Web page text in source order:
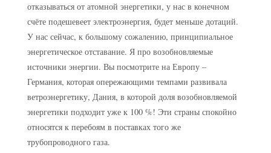
отказываться от атомной энергетики, у нас в конечном
счёте подешевеет электроэнергия, будет меньше дотаций.
У нас сейчас, к большому сожалению, принципиальное
энергетическое отставание. Я про возобновляемые
источники энергии. Вы посмотрите на Европу –
Германия, которая опережающими темпами развивала
ветроэнергетику, Дания, в которой доля возобновляемой
энергетики подходит уже к 100 %! Эти страны спокойно
относятся к перебоям в поставках того же
трубопроводного газа.